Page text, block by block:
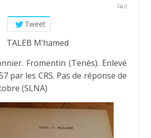
0
Tweet
TALEB M’hamed
Fromentin (Tenès). Enlevé
par les CRS. Pas de réponse de
(SLNA)